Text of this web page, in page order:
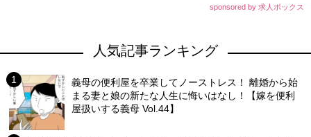
sponsored by 求人ボックス
人気記事ランキング
義母の便利屋を卒業してノーストレス！ 離婚から始
まる妻と娘の新たな人生に悔いはなし！【嫁を便利
屋扱いする義母 Vol.44】